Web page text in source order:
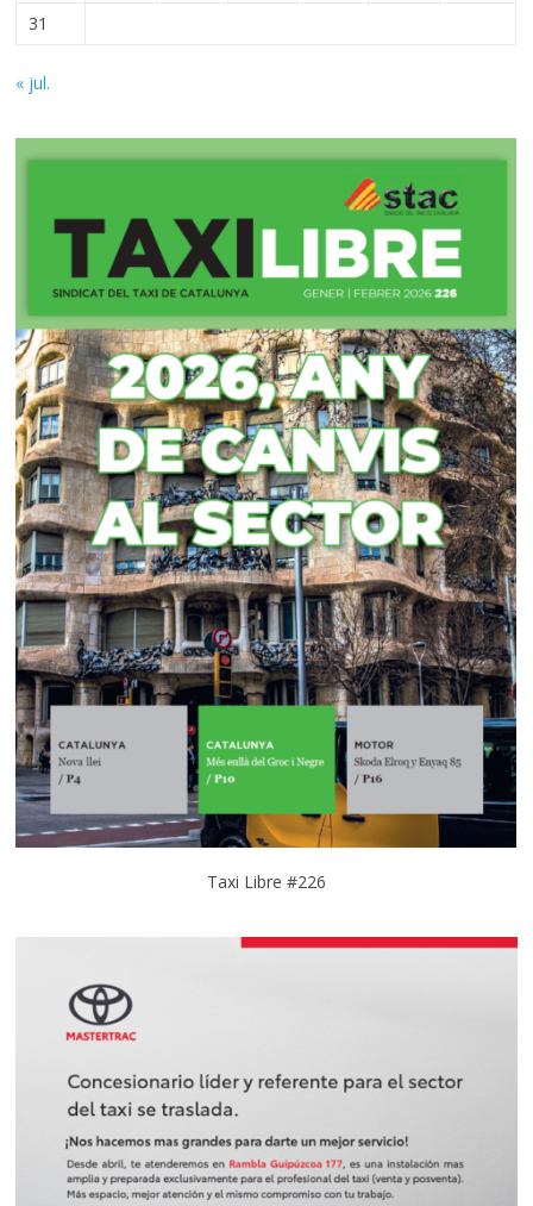
31
« jul.
Taxi Libre #226